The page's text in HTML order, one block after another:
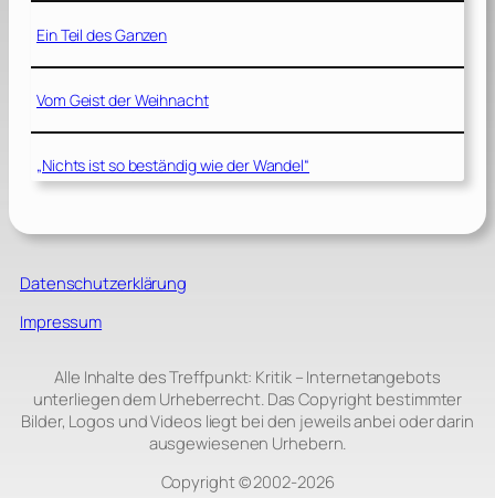
Ein Teil des Ganzen
Vom Geist der Weihnacht
„Nichts ist so beständig wie der Wandel“
Datenschutzerklärung
Impressum
Alle Inhalte des Treffpunkt: Kritik – Internetangebots
unterliegen dem Urheberrecht. Das Copyright bestimmter
Bilder, Logos und Videos liegt bei den jeweils anbei oder darin
ausgewiesenen Urhebern.
Copyright © 2002‑2026